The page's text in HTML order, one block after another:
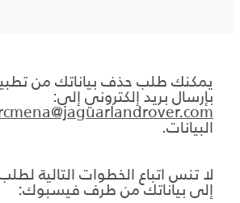
يمكنك طلب حذف بياناتك من تطبيق
بإرسال بريد إلكتروني إلى:
البيانات.
لا تنس اتباع الخطوات التالية
إلى بياناتك من طرف فيسبوك: